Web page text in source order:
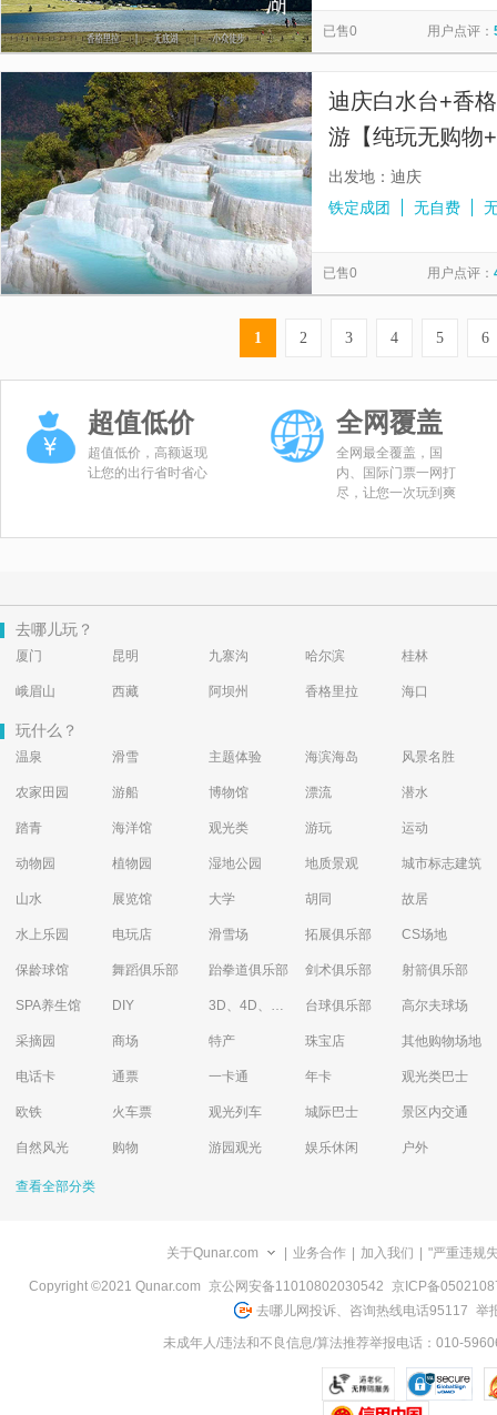
已售0 用户点评：
迪庆白水台+香
游【纯玩无购物
里拉/丽江止】
出发地：迪庆
铁定成团
无自费
已售0 用户点评：
1 2 3 4 5 6
超值低价
超值低价，高额返现
让您的出行省时省心
全网覆盖
全网最全覆盖，国
内、国际门票一网打
尽，让您一次玩到爽
去哪儿玩？
厦门 昆明 九寨沟 哈尔滨 桂林
峨眉山 西藏 阿坝州 香格里拉 海口
玩什么？
温泉 滑雪 主题体验 海滨海岛 风景名胜
农家田园 游船 博物馆 漂流 潜水
踏青 海洋馆 观光类 游玩 运动
动物园 植物园 湿地公园 地质景观 城市标志建筑
山水 展览馆 大学 胡同 故居
水上乐园 电玩店 滑雪场 拓展俱乐部 CS场地
保龄球馆 舞蹈俱乐部 跆拳道俱乐部 剑术俱乐部 射箭俱乐部
SPA养生馆 DIY 3D、4D、5D艺术体验馆 台球俱乐部 高尔夫球场
采摘园 商场 特产 珠宝店 其他购物场地
电话卡 通票 一卡通 年卡 观光类巴士
欧铁 火车票 观光列车 城际巴士 景区内交通
自然风光 购物 游园观光 娱乐休闲 户外
查看全部分类
关于Qunar.com 业务合作 加入我们 "严重违规
Copyright ©2021 Qunar.com 京公网安备11010802030542 京ICP备
去哪儿网投诉、咨询热线电话95117 举
未成年人/违法和不良信息/算法推荐举报电话：010-